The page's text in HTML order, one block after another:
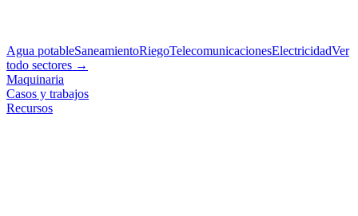
Agua potableSaneamientoRiegoTelecomunicacionesElectricidadVer
todo sectores →
Maquinaria
Casos y trabajos
Recursos